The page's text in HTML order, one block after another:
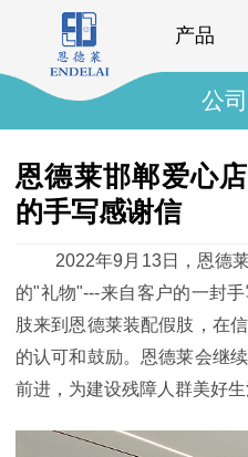
产品
公
恩德莱邯郸爱心
的手写感谢信
2022年9月13日，恩德
的"礼物"---来自客户的一封
肢来到恩德莱装配假肢，在
的认可和鼓励。恩德莱会继
前进，为建设残障人群美好生